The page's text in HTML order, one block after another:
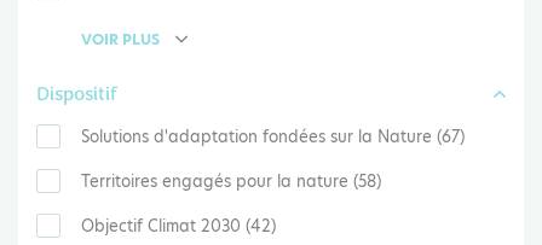
VOIR PLUS
Dispositif
Solutions d'adaptation fondées sur la Nature (67)
Territoires engagés pour la nature (58)
Objectif Climat 2030 (42)